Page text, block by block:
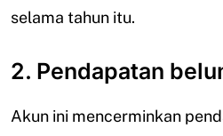
selama tahun itu.
2. Pendapatan
Akun ini mencerminkan